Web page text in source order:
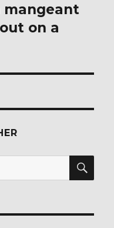
mangeant
on a